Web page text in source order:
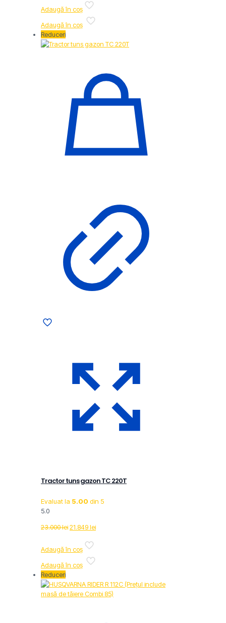
Adaugă în coș
Adaugă în coș
Reduceri
Tractor tuns gazon TC 220T
Evaluat la 5.00 din 5
5.0
23.000leiPrețul
fost:
23.000 lei.
21.849leiPrețul
Adaugă în coș
Adaugă în coș
Reduceri